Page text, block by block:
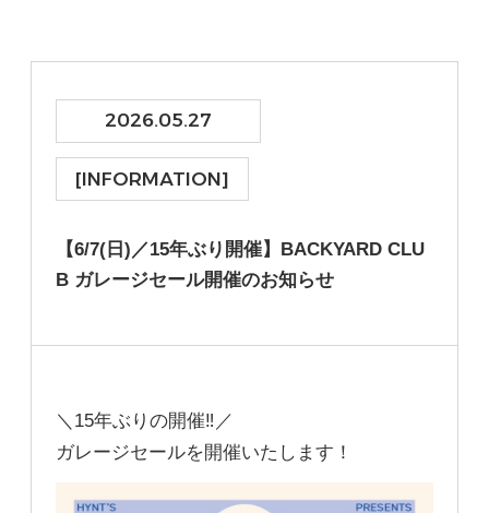
2026.05.27
[INFORMATION]
【6/7(日)／15年ぶり開催】BACKYARD CLU
B ガレージセール開催のお知らせ
＼15年ぶりの開催‼︎／
ガレージセールを開催いたします！